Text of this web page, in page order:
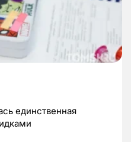
единственная